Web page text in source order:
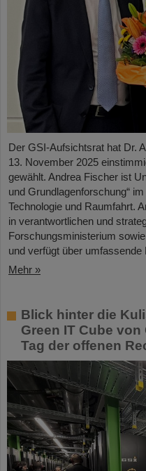
Der GSI-Aufsichtsrat hat Dr.
13. November 2025
gewählt. Andrea Fischer ist
und Grundlagenforschung“
Technologie und Raumfahrt.
in verantwortlichen und
Forschungsministerium
und verfügt über
Mehr »
Blick hinter die
Green IT Cube von
Tag der offenen